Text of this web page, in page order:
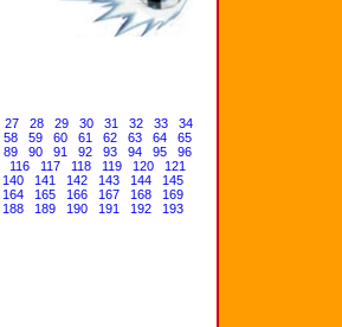
27 28 29 30 31 32 33
34
58 59 60 61 62 63 64
65
89 90 91 92 93 94 95
96
116 117 118 119 120
121
140 141 142 143 144
145
164 165 166 167 168
169
188 189 190 191 192
193